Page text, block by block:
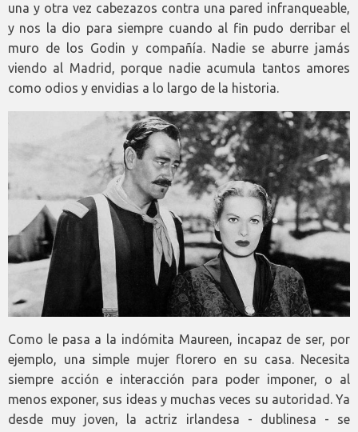
una y otra vez cabezazos contra una pared infranqueable,
y nos la dio para siempre cuando al fin pudo derribar el
muro de los Godin y compañía. Nadie se aburre jamás
viendo al Madrid, porque nadie acumula tantos amores
como odios y envidias a lo largo de la historia.
Como le pasa a la indómita Maureen, incapaz de ser, por
ejemplo, una simple mujer florero en su casa. Necesita
siempre acción e interacción para poder imponer, o al
menos exponer, sus ideas y muchas veces su autoridad. Ya
desde muy joven, la actriz irlandesa - dublinesa - se